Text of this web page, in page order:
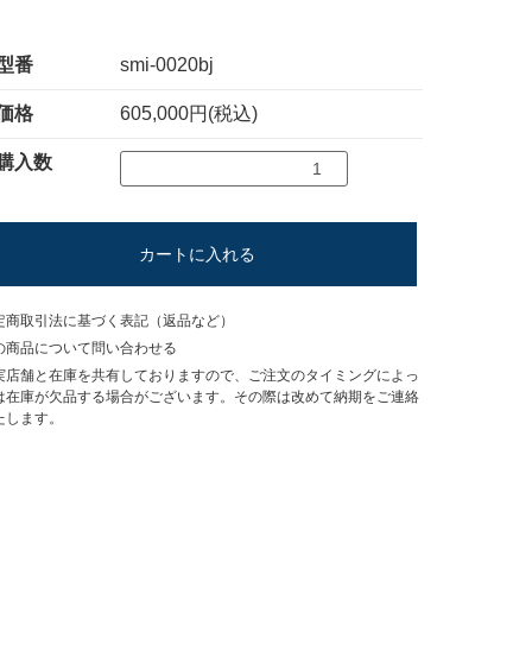
番 smi-0020bj
格 605,000円(税込)
入数
カートに入れる
商取引法に基づく表記（返品など）
商品について問い合わせる
舗と在庫を共有しておりますので、ご注文のタイミングによっ
在庫が欠品する場合がございます。その際は改めて納期をご連絡
します。